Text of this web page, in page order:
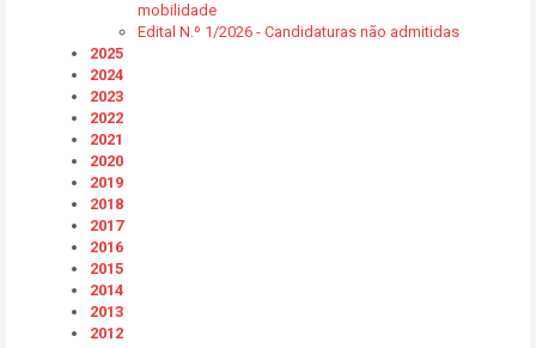
mobilidade
Edital N.º 1/2026 - Candidaturas não admitidas
2025
2024
2023
2022
2021
2020
2019
2018
2017
2016
2015
2014
2013
2012